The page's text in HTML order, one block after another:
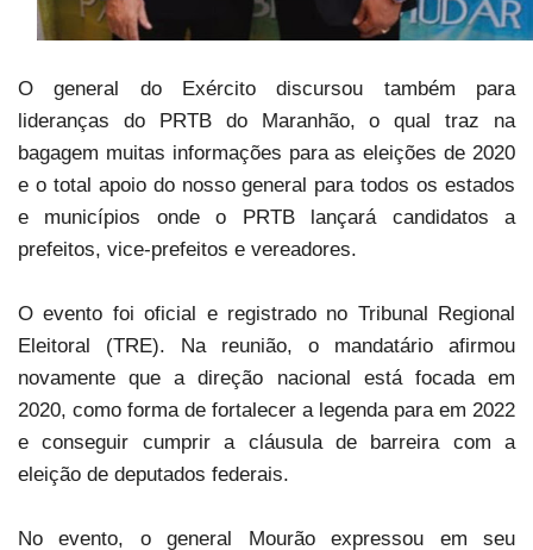
O general do Exército discursou também para
lideranças do PRTBdo Maranhão, o qual traz na
bagagem muitas informações para as eleições de 2020
e o total apoio do nosso general para todos os estados
e municípios onde o PRTB lançará candidatos a
prefeitos, vice-prefeitos e vereadores.
O evento foi oficial e registrado no Tribunal Regional
Eleitoral (TRE). Na reunião, o mandatário afirmou
novamente que a direção nacional está focada em
2020, como forma de fortalecer a legenda para em 2022
e conseguir cumprir a cláusula de barreira com a
eleição de deputados federais.
No evento, ogeneral Mourãoexpressou em seu